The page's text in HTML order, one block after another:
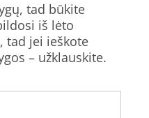
tad būkite
iš lėto
tad jei ieškote
– užklauskite.